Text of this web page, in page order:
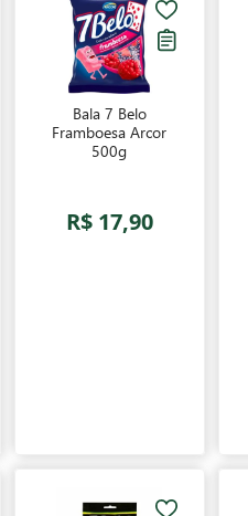
Bala 7 Belo
Framboesa Arcor
500g
R$ 17,90